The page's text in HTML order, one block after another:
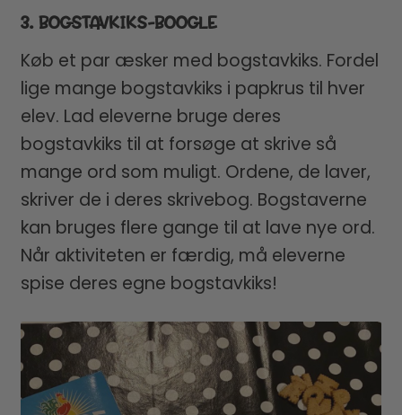
3. BOGSTAVKIKS-BOOGLE
Køb et par æsker med bogstavkiks. Fordel
lige mange bogstavkiks i papkrus til hver
elev. Lad eleverne bruge deres
bogstavkiks til at forsøge at skrive så
mange ord som muligt. Ordene, de laver,
skriver de i deres skrivebog. Bogstaverne
kan bruges flere gange til at lave nye ord.
Når aktiviteten er færdig, må eleverne
spise deres egne bogstavkiks!